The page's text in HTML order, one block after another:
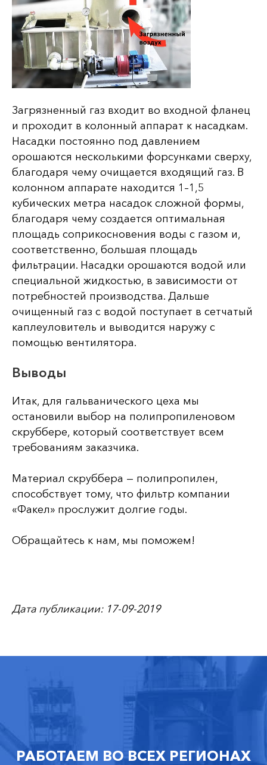
Загрязненный газ входит во входной фланец
и проходит в колонный аппарат к насадкам.
Насадки постоянно под давлением
орошаются несколькими форсунками сверху,
благодаря чему очищается входящий газ. В
колонном аппарате находится 1–1,5
кубических метра насадок сложной формы,
благодаря чему создается оптимальная
площадь соприкосновения воды с газом и,
соответственно, большая площадь
фильтрации. Насадки орошаются водой или
специальной жидкостью, в зависимости от
потребностей производства. Дальше
очищенный газ с водой поступает в сетчатый
каплеуловитель и выводится наружу с
помощью вентилятора.
Выводы
Итак, для гальванического цеха мы
остановили выбор на полипропиленовом
скруббере, который соответствует всем
требованиям заказчика.
Материал скруббера — полипропилен,
способствует тому, что фильтр компании
«Факел» прослужит долгие годы.
Обращайтесь к нам, мы поможем!
Дата публикации: 17-09-2019
РАБОТАЕМ ВО ВСЕХ РЕГИОНАХ